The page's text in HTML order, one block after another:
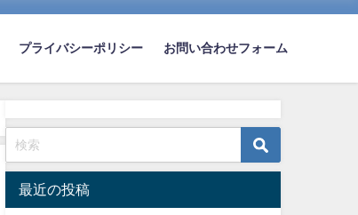
プライバシーポリシー お問い合わせフォーム
最近の投稿